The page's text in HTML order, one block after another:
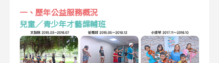
一、歷年公益服務概況
兒童／青少年才藝課輔班